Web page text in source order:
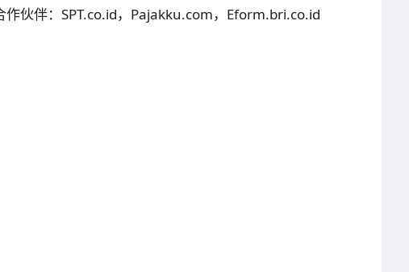
作伙伴：SPT.co.id，Pajakku.com，Eform.bri.co.id